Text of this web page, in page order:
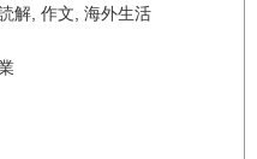
解 作文 海外生活